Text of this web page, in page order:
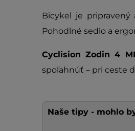
Bicykel je
Pohodlné sedlo a
Cyclision Zodin 4
spoľahnúť – pri ceste
Naše tipy - mohlo